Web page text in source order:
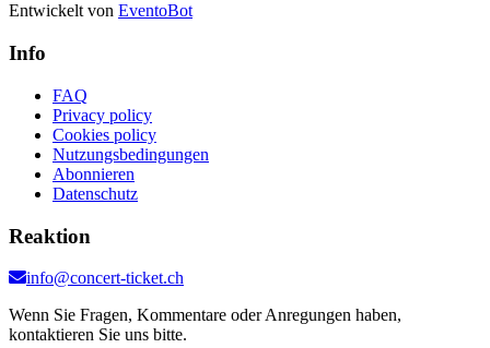
Entwickelt von EventoBot
Info
FAQ
Privacy policy
Cookies policy
Nutzungsbedingungen
Abonnieren
Datenschutz
Reaktion
info@concert-ticket.ch
Wenn Sie Fragen, Kommentare oder Anregungen haben,
kontaktieren Sie uns bitte.